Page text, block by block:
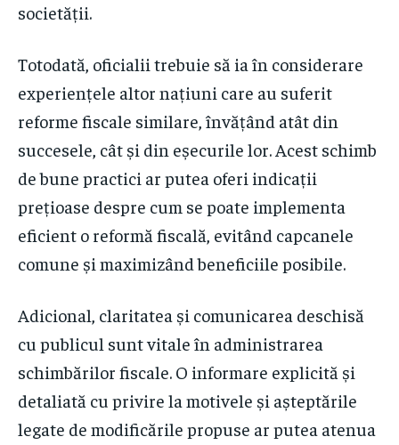
societății.
Totodată, oficialii trebuie să ia în considerare
experiențele altor națiuni care au suferit
reforme fiscale similare, învățând atât din
succesele, cât și din eșecurile lor. Acest schimb
de bune practici ar putea oferi indicații
prețioase despre cum se poate implementa
eficient o reformă fiscală, evitând capcanele
comune și maximizând beneficiile posibile.
Adicional, claritatea și comunicarea deschisă
cu publicul sunt vitale în administrarea
schimbărilor fiscale. O informare explicită și
detaliată cu privire la motivele și așteptările
legate de modificările propuse ar putea atenua